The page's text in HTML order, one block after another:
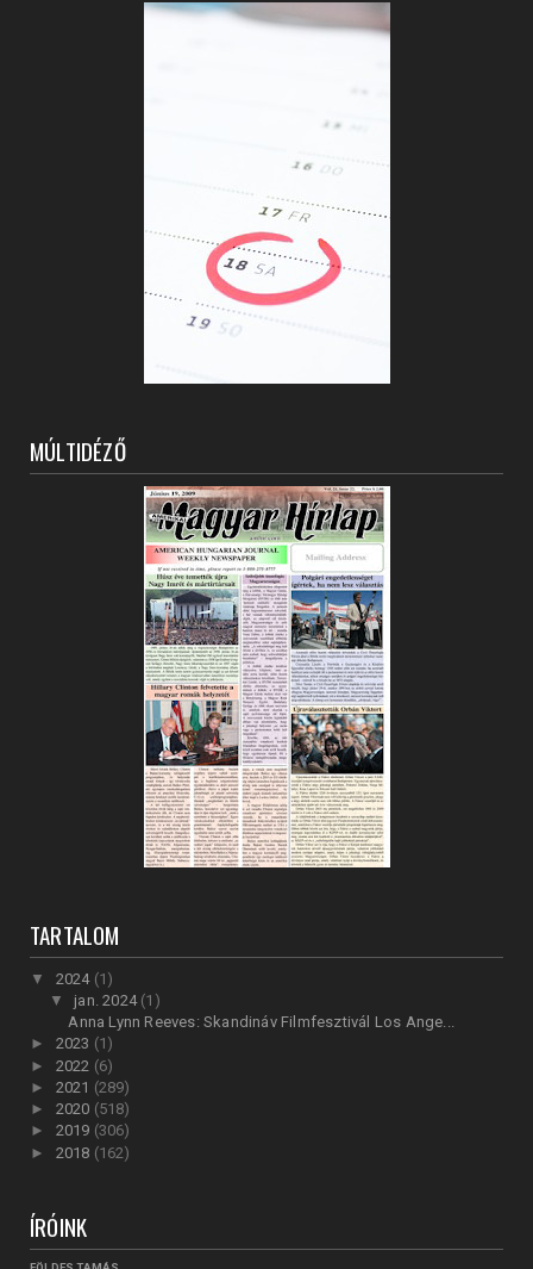
MÚLTIDÉZŐ
TARTALOM
▼ 2024 (1)
▼ jan. 2024 (1)
Anna Lynn Reeves: Skandináv Filmfesztivál Los Ange...
► 2023 (1)
► 2022 (6)
► 2021 (289)
► 2020 (518)
► 2019 (306)
► 2018 (162)
ÍRÓINK